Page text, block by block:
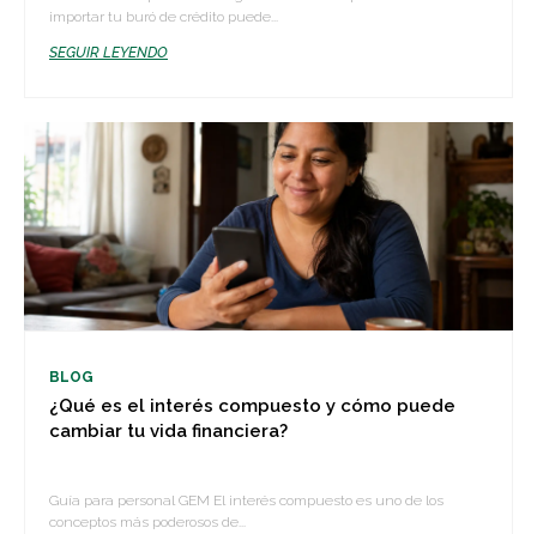
importar tu buró de crédito puede...
SEGUIR LEYENDO
BLOG
¿Qué es el interés compuesto y cómo puede
cambiar tu vida financiera?
Guía para personal GEM El interés compuesto es uno de los
conceptos más poderosos de...